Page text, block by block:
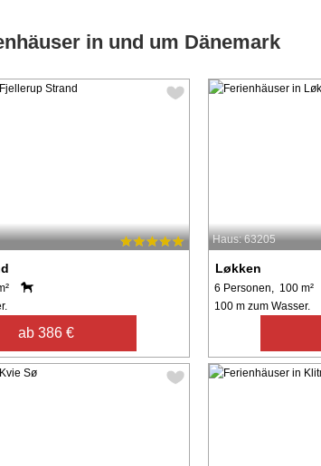
in und um Dänemark
ab 386 €
Haus: 63205
Løkken
6 Personen, 100 m²
100 m zum Wasser.